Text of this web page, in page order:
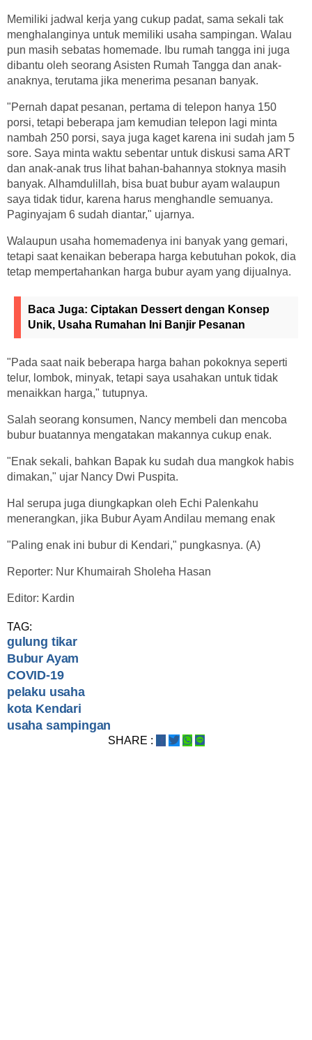
Memiliki jadwal kerja yang cukup padat, sama sekali tak
menghalanginya untuk memiliki usaha sampingan. Walau
pun masih sebatas homemade. Ibu rumah tangga ini juga
dibantu oleh seorang Asisten Rumah Tangga dan anak-
anaknya, terutama jika menerima pesanan banyak.
"Pernah dapat pesanan, pertama di telepon hanya 150
porsi, tetapi beberapa jam kemudian telepon lagi minta
nambah 250 porsi, saya juga kaget karena ini sudah jam 5
sore. Saya minta waktu sebentar untuk diskusi sama ART
dan anak-anak trus lihat bahan-bahannya stoknya masih
banyak. Alhamdulillah, bisa buat bubur ayam walaupun
saya tidak tidur, karena harus menghandle semuanya.
Paginyajam 6 sudah diantar," ujarnya.
Walaupun usaha homemadenya ini banyak yang gemari,
tetapi saat kenaikan beberapa harga kebutuhan pokok, dia
tetap mempertahankan harga bubur ayam yang dijualnya.
Baca Juga: Ciptakan Dessert dengan Konsep
Unik, Usaha Rumahan Ini Banjir Pesanan
"Pada saat naik beberapa harga bahan pokoknya seperti
telur, lombok, minyak, tetapi saya usahakan untuk tidak
menaikkan harga," tutupnya.
Salah seorang konsumen, Nancy membeli dan mencoba
bubur buatannya mengatakan makannya cukup enak.
"Enak sekali, bahkan Bapak ku sudah dua mangkok habis
dimakan," ujar Nancy Dwi Puspita.
Hal serupa juga diungkapkan oleh Echi Palenkahu
menerangkan, jika Bubur Ayam Andilau memang enak
"Paling enak ini bubur di Kendari," pungkasnya. (A)
Reporter: Nur Khumairah Sholeha Hasan
Editor: Kardin
TAG:
gulung tikar
Bubur Ayam
COVID-19
pelaku usaha
kota Kendari
usaha sampingan
SHARE :